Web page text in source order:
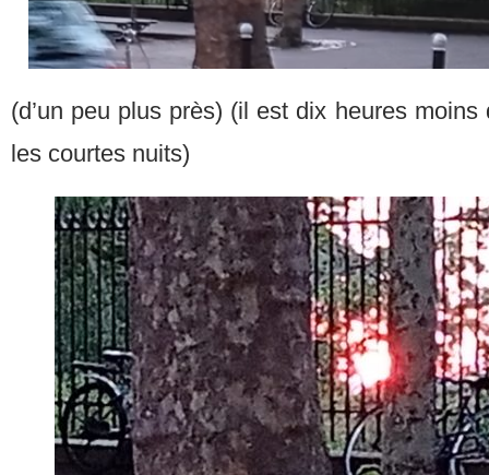
(d’un peu plus près) (il est dix heures moins
les courtes nuits)